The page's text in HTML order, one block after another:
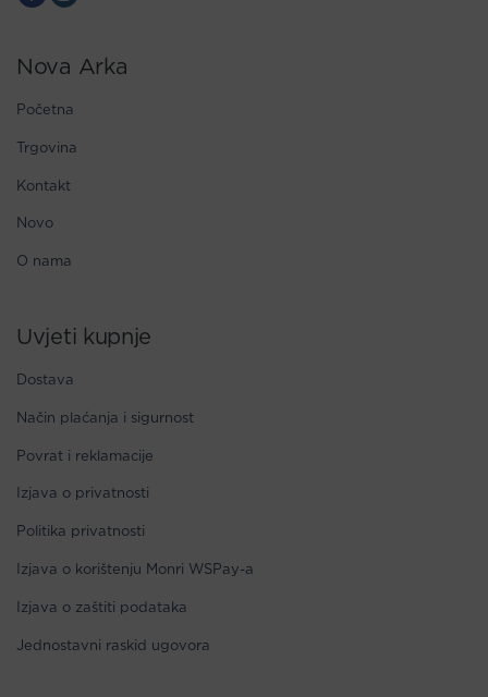
Nova Arka
Početna
Trgovina
Kontakt
Novo
O nama
Uvjeti kupnje
Dostava
Način plaćanja i sigurnost
Povrat i reklamacije
Izjava o privatnosti
Politika privatnosti
Izjava o korištenju Monri WSPay-a
Izjava o zaštiti podataka
Jednostavni raskid ugovora